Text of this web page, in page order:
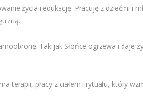
życia i edukację. Pracuję z dziećmi i
Tak jak Słońce ogrzewa i daje
terapii, pracy z ciałem i rytuału, który